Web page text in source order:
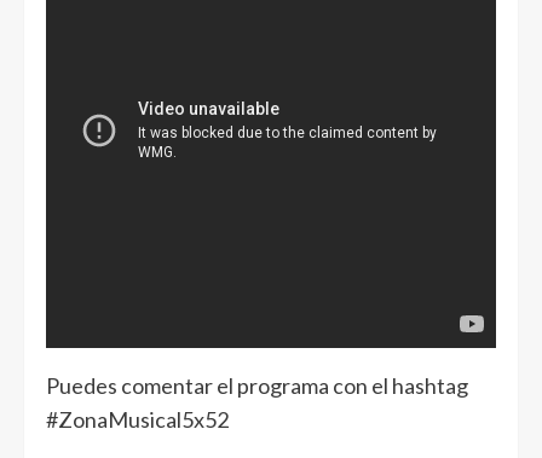
Puedes comentar el programa con el hashtag
#ZonaMusical5x52